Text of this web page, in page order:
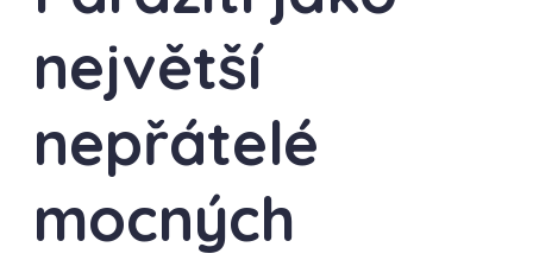
největší
nepřátelé
mocných